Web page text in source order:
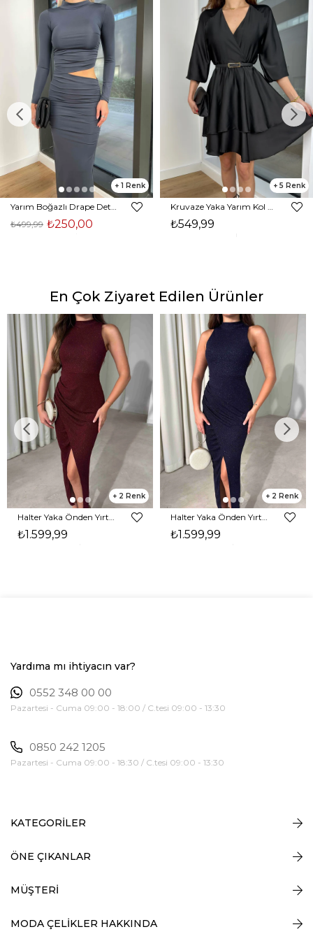
1
₺250,00
₺499,99
5
₺549,99
En Çok Ziyaret Edilen Ürünler
2
₺1.599,99
2
₺1.599,99
Yardıma mı ihtiyacın var?
0552 348 00 00
Pazartesi - Cuma 09:00 - 18:00 / C.tesi 09:00 - 13:30
0850 242 1205
Pazartesi - Cuma 09:00 - 18:30 / C.tesi 09:00 - 13:30
KATEGORİLER
ÖNE ÇIKANLAR
MÜŞTERİ
MODA ÇELİKLER HAKKINDA